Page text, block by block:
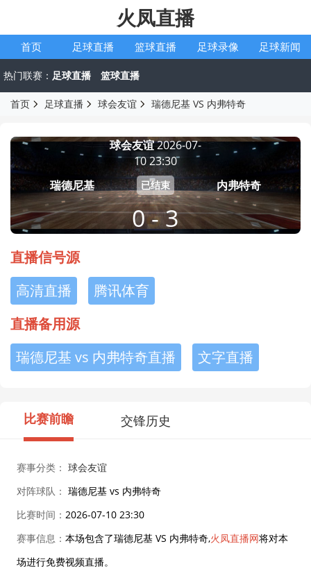
火凤直播
首页 足球直播 篮球直播 足球录像 足球新闻
热门联赛： 足球直播 篮球直播
首页 足球直播 球会友谊 瑞德尼基 VS 内弗特奇
瑞德尼基
球会友谊2026-07-
10 23:30
已结束
0 - 3
内弗特奇
直播信号源
高清直播
腾讯体育
直播备用源
瑞德尼基 vs 内弗特奇直播
文字直播
比赛前瞻 交锋历史
赛事分类： 球会友谊
对阵球队： 瑞德尼基 vs 内弗特奇
比赛时间： 2026-07-10 23:30
赛事信息： 本场包含了瑞德尼基 VS 内弗特奇,火凤直播网将对本
场进行免费视频直播。